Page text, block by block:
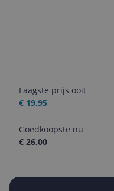
Laagste prijs ooit
€ 19,95
Goedkoopste nu
€ 26,00